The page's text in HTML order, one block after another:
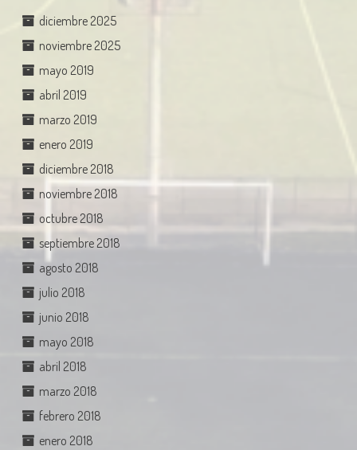
diciembre 2025
noviembre 2025
mayo 2019
abril 2019
marzo 2019
enero 2019
diciembre 2018
noviembre 2018
octubre 2018
septiembre 2018
agosto 2018
julio 2018
junio 2018
mayo 2018
abril 2018
marzo 2018
febrero 2018
enero 2018